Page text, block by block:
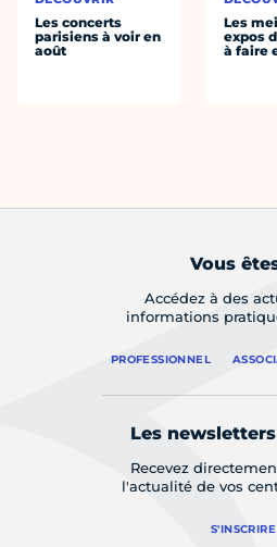
Les concerts
parisiens à voir en
août
Les
expos
à faire
Vous
Accédez à des
informations
PROFESSIONNEL
Les
Recevez
l'actualité de vos
S'INSCRIRE